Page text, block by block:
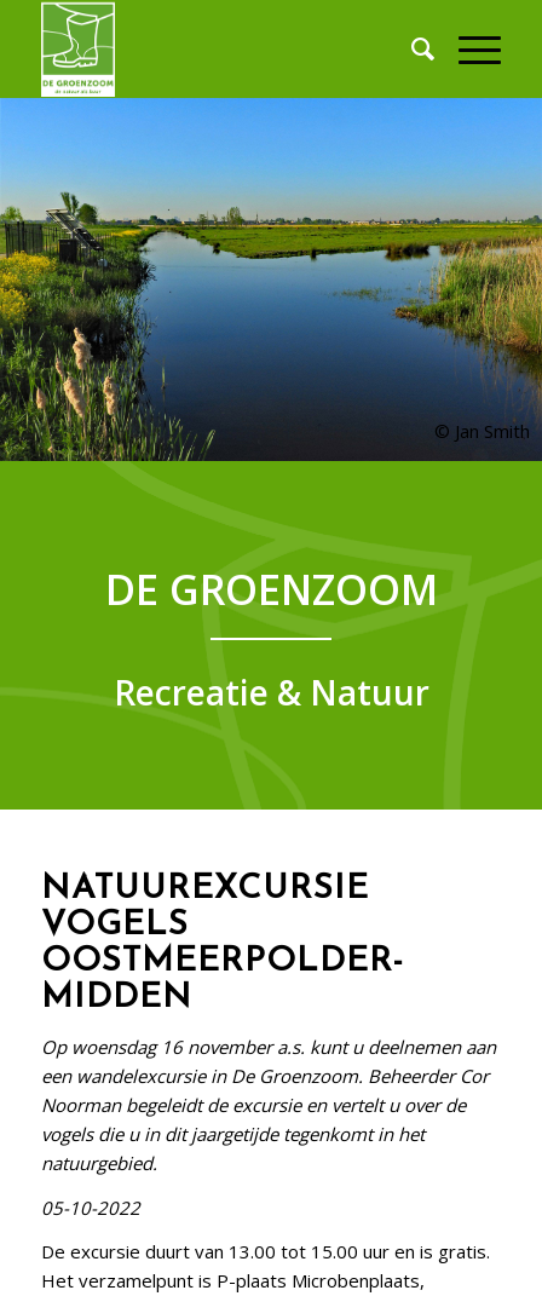
© Jan Smith
DE GROENZOOM
Recreatie & Natuur
NATUUREXCURSIE
VOGELS
OOSTMEERPOLDER-
MIDDEN
Op woensdag 16 november a.s. kunt u deelnemen aan
een wandelexcursie in De Groenzoom. Beheerder Cor
Noorman begeleidt de excursie en vertelt u over de
vogels die u in dit jaargetijde tegenkomt in het
natuurgebied.
05-10-2022
De excursie duurt van 13.00 tot 15.00 uur en is gratis.
Het verzamelpunt is P-plaats Microbenplaats,